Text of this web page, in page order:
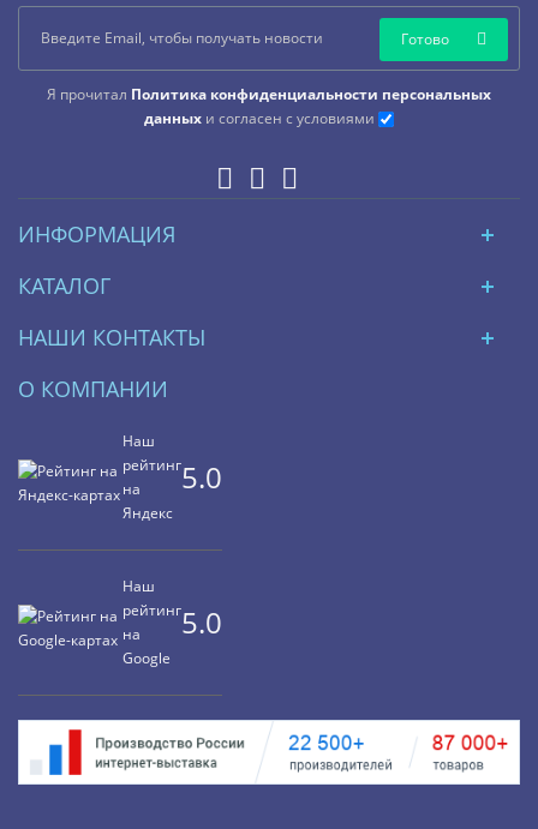
Я прочитал Политика конфиденциальности персональных
данных и согласен с условиями
Готово
ИНФОРМАЦИЯ
КАТАЛОГ
НАШИ КОНТАКТЫ
О КОМПАНИИ
Наш
рейтинг
на
Яндекс
5.0
Наш
рейтинг
на
Google
5.0